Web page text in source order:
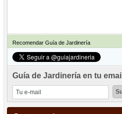
Recomendar Guía de Jardinería
Guía de Jardinería en tu email